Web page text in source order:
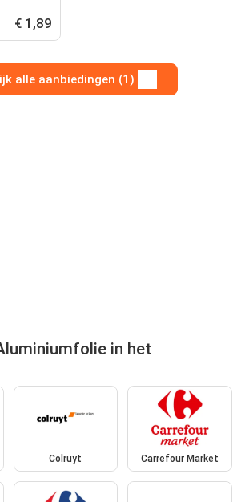
€ 1,89
alle aanbiedingen (1)
in het
Colruyt Carrefour Market